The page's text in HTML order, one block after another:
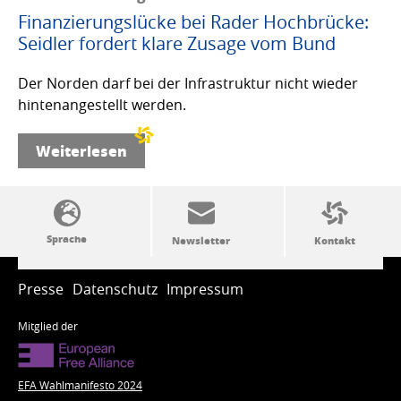
Finanzierungslücke bei Rader Hochbrücke:
Seidler fordert klare Zusage vom Bund
Der Norden darf bei der Infrastruktur nicht wieder
hintenangestellt werden.
Weiterlesen
SSW-Politik von A bis Z
Presse Datenschutz Impressum
Mitglied der
EFA Wahlmanifesto 2024